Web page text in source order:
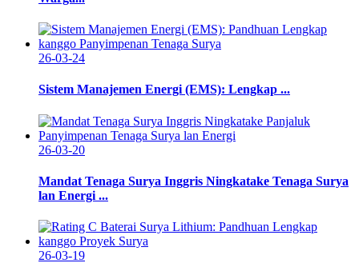
26-03-24
Sistem Manajemen Energi (EMS): Lengkap ...
26-03-20
Mandat Tenaga Surya Inggris Ningkatake Tenaga Surya
lan Energi ...
26-03-19